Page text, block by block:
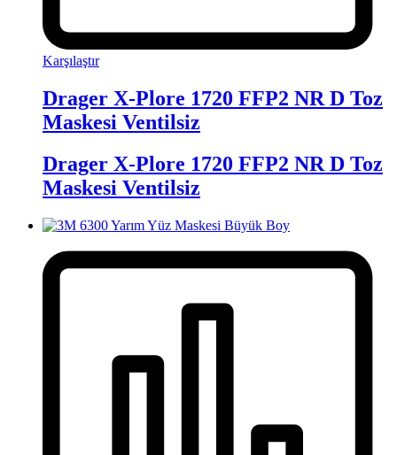
Karşılaştır
Drager X-Plore 1720 FFP2 NR D Toz
Maskesi Ventilsiz
Drager X-Plore 1720 FFP2 NR D Toz
Maskesi Ventilsiz